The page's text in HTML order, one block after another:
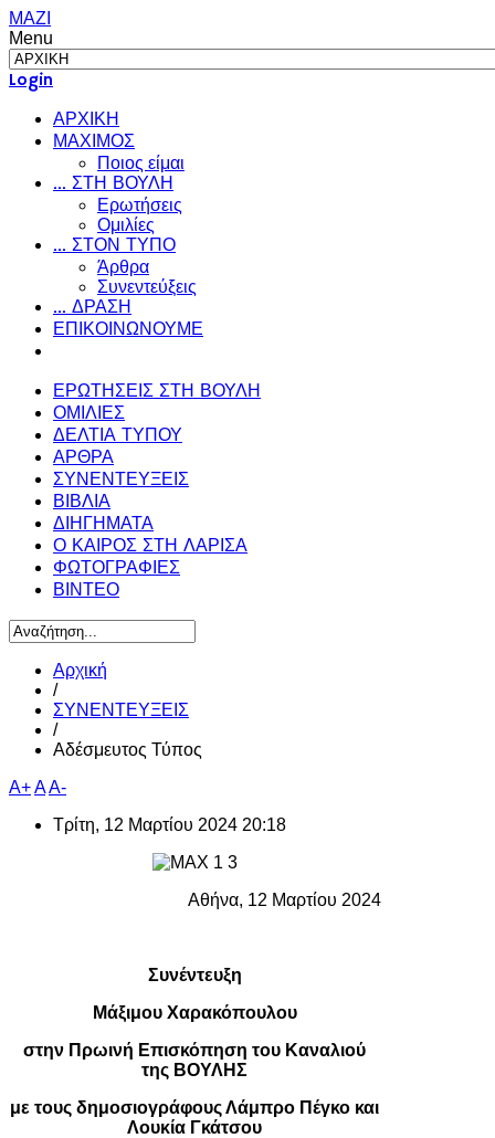
ΜΑΖΙ
Menu
Login
ΑΡΧΙΚΗ
ΜΑΧΙΜΟΣ
Ποιος είμαι
... ΣΤΗ ΒΟΥΛΗ
Ερωτήσεις
Ομιλίες
... ΣΤΟΝ ΤΥΠΟ
Άρθρα
Συνεντεύξεις
... ΔΡΑΣΗ
ΕΠΙΚΟΙΝΩΝΟΥΜΕ
ΕΡΩΤΗΣΕΙΣ ΣΤΗ ΒΟΥΛΗ
ΟΜΙΛΙΕΣ
ΔΕΛΤΙΑ ΤΥΠΟΥ
ΑΡΘΡΑ
ΣΥΝΕΝΤΕΥΞΕΙΣ
ΒΙΒΛΙΑ
ΔΙΗΓΗΜΑΤΑ
Ο ΚΑΙΡΟΣ ΣΤΗ ΛΑΡΙΣΑ
ΦΩΤΟΓΡΑΦΙΕΣ
ΒΙΝΤΕΟ
Αρχική
/
ΣΥΝΕΝΤΕΥΞΕΙΣ
/
Αδέσμευτος Τύπος
A+AA-
Τρίτη, 12 Μαρτίου 2024 20:18
Αθήνα, 12 Μαρτίου 2024
Συνέντευξη
Μάξιμου Χαρακόπουλου
στην Πρωινή Επισκόπηση του Καναλιού
της ΒΟΥΛΗΣ
με τους δημοσιογράφους Λάμπρο Πέγκο και
Λουκία Γκάτσου